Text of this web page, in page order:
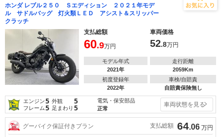
ホンダ レブル２５０ Ｓエディション ２０２１年モデ
ル サドルバッグ 灯火類ＬＥＤ アシスト＆スリッパー
クラッチ
支払総額
車両価格
60.9万円 52.8万円
モデル年式
2021年
走行距離
2059Km
初度登録年
2022年
車検/自賠責
自賠責保険無し
エンジン5 外観 5
フレーム5 足まわり 5
電気・保安部品
正常
車両状態を見る
グーバイク保証付きプラン 支払総額 64.06 万円